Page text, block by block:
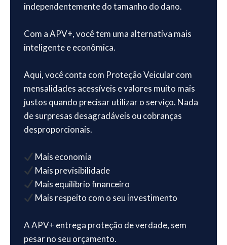
independentemente do tamanho do dano.
Com a APV+, você tem uma alternativa mais
inteligente e econômica.
Aqui, você conta com Proteção Veicular com
mensalidades acessíveis e valores muito mais
justos quando precisar utilizar o serviço. Nada
de surpresas desagradáveis ou cobranças
desproporcionais.
Mais economia
Mais previsibilidade
Mais equilíbrio financeiro
Mais respeito com o seu investimento
A APV+ entrega proteção de verdade, sem
pesar no seu orçamento.